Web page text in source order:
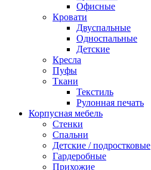
Офисные
Кровати
Двуспальные
Односпальные
Детские
Кресла
Пуфы
Ткани
Текстиль
Рулонная печать
Корпусная мебель
Стенки
Спальни
Детские / подростковые
Гардеробные
Прихожие